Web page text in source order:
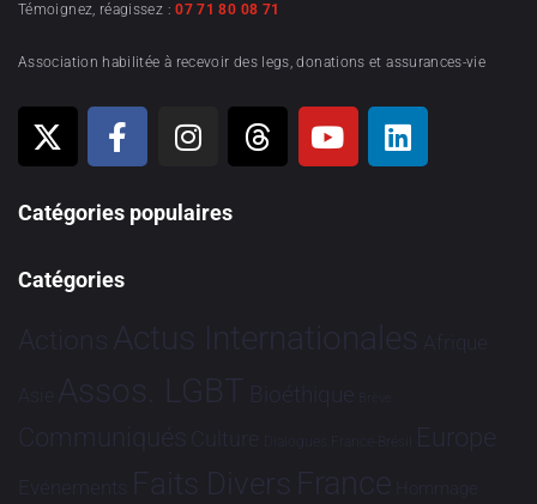
Témoignez, réagissez :07 71 80 08 71
Association habilitée à recevoir des legs, donations et assurances-vie
Catégories populaires
Catégories
Actions Actus Internationales Afrique
Asie Assos. LGBT Bioéthique Brève
Communiqués Culture Dialogues France-Brésil Europe
Evénements Faits Divers France Hommage